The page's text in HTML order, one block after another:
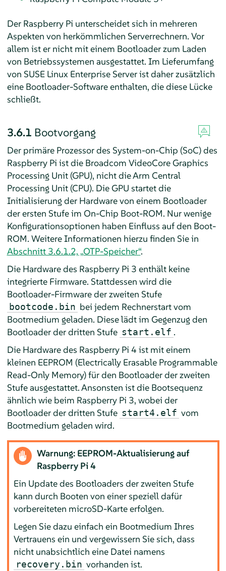
Der Raspberry Pi unterscheidet sich in mehreren
Aspekten von herkömmlichen Serverrechnern. Vor
allem ist er nicht mit einem Bootloader zum Laden
von Betriebssystemen ausgestattet. Im Lieferumfang
von SUSE Linux Enterprise Serverist daher zusätzlich
eine Bootloader-Software enthalten, die diese Lücke
schließt.
3.6.1 Bootvorgang
Der primäre Prozessor des System-on-Chip (SoC) des
Raspberry Pi ist die Broadcom VideoCore Graphics
Processing Unit (GPU), nicht die Arm Central
Processing Unit (CPU). Die GPU startet die
Initialisierung der Hardware von einem Bootloader
der ersten Stufe im On-Chip Boot-ROM. Nur wenige
Konfigurationsoptionen haben Einfluss auf den Boot-
ROM. Weitere Informationen hierzu finden Sie in
Abschnitt 3.6.1.2, „OTP-Speicher“.
Die Hardware des Raspberry Pi 3 enthält keine
integrierte Firmware. Stattdessen wird die
Bootloader-Firmware der zweiten Stufe
bootcode.bin bei jedem Rechnerstart vom
Bootmedium geladen. Diese lädt im Gegenzug den
Bootloader der dritten Stufe start.elf .
Die Hardware des Raspberry Pi 4 ist mit einem
kleinen EEPROM (Electrically Erasable Programmable
Read-Only Memory) für den Bootloader der zweiten
Stufe ausgestattet. Ansonsten ist die Bootsequenz
ähnlich wie beim Raspberry Pi 3, wobei der
Bootloader der dritten Stufe start4.elf vom
Bootmedium geladen wird.
Warnung: EEPROM-Aktualisierung auf
Raspberry Pi 4
Ein Update des Bootloaders der zweiten Stufe
kann durch Booten von einer speziell dafür
vorbereiteten microSD-Karte erfolgen.
Legen Sie dazu einfach ein Bootmedium Ihres
Vertrauens ein und vergewissern Sie sich, dass
nicht unabsichtlich eine Datei namens
recovery.bin vorhanden ist.